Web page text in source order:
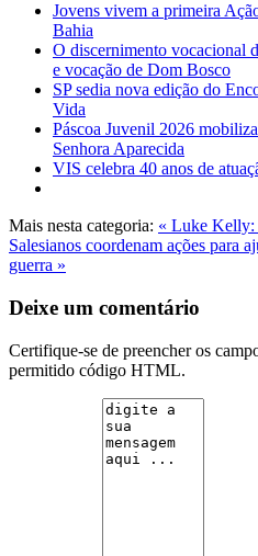
Jovens vivem a primeira
Bahia
O discernimento vocacional
e vocação de Dom Bosco
SP sedia nova edição do
Vida
Páscoa Juvenil 2026
Senhora Aparecida
VIS celebra 40 anos de
Mais nesta categoria: « Luke Kelly:
Salesianos coordenam ações para
guerra »
Deixe um comentário
Certifique-se de preencher os
permitido código HTML.